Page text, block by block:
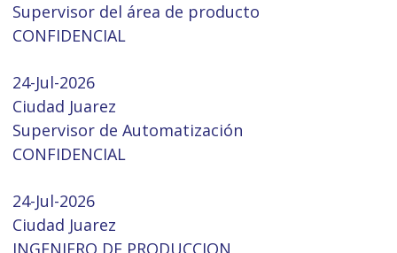
Supervisor del área de producto
CONFIDENCIAL
24-Jul-2026
Ciudad Juarez
Supervisor de Automatización
CONFIDENCIAL
24-Jul-2026
Ciudad Juarez
INGENIERO DE PRODUCCION